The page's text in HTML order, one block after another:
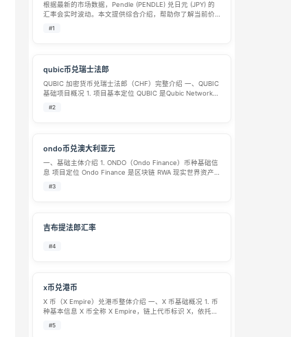
根据最新的市场数据，Pendle (PENDLE) 兑日元 (JPY) 的
汇率会实时波动。本文提供综合介绍，帮助你了解当前价
值及如何在日本获取该资产。 汇率波动提示：下文中提及
#1
qubic币兑瑞士法郎
QUBIC 加密货币兑瑞士法郎（CHF）完整介绍 一、QUBIC
基础项目概况 1. 项目基本定位 QUBIC 是Qubic Network
公链原生代币，由 IOTA、NXT 联合创始人 Sergey
#2
ondo币兑澳大利亚元
一、基础主体介绍 1. ONDO（Ondo Finance）币种基础信
息 项目定位 Ondo Finance 是区块链 RWA 现实世界资产
代币化赛道主流项目，核心业务是将美国国债、货币基
#3
吉布提法郎汇率
#4
x币兑港币
X 币（X Empire）兑港币整体介绍 一、X 币基础概况 1. 币
种基本信息 X 币全称 X Empire，链上代币标识 X，依托公
链发行流通，归类为市场主流小众加密代币，整体体量偏
#5